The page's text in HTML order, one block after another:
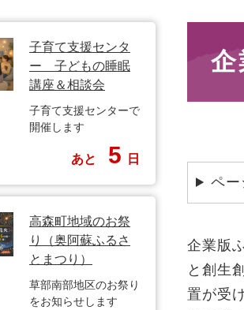
ペー
企業版
と創生
置が受
子育て支援センタ
ー 子どもの睡眠
講座＆相談会
子育て支援センターで
開催します
あと 5 日
高森町地域のお祭
り（奥阿蘇ふるさ
とまつり）
草部南部地区のお祭り
をお知らせします